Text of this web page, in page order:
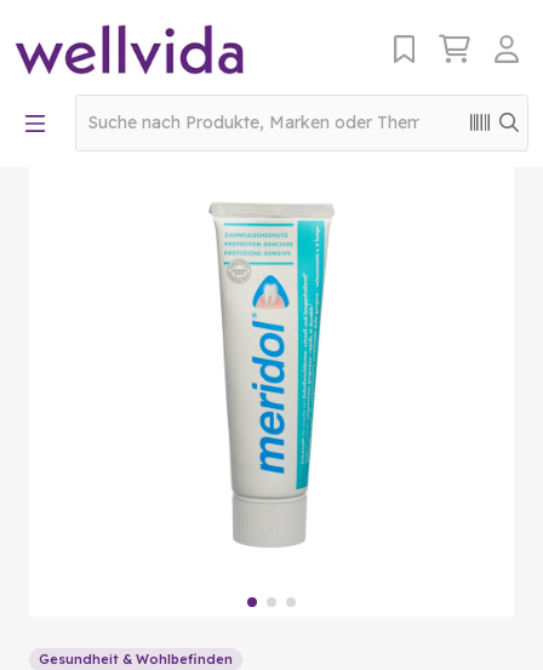
Gesundheit & Wohlbefinden